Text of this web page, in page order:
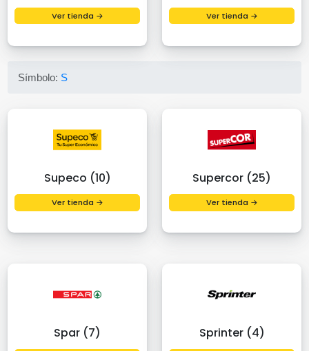
Ver tienda → Ver tienda →
Símbolo: S
Supeco (10)
Ver tienda →
Supercor (25)
Ver tienda →
Spar (7) Sprinter (4)